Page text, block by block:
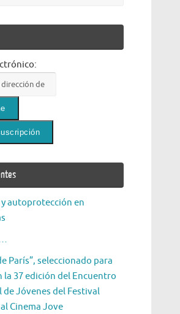
autoprotección en
París”, seleccionado para
la 37 edición del Encuentro
Jóvenes del Festival
Cinema Jove